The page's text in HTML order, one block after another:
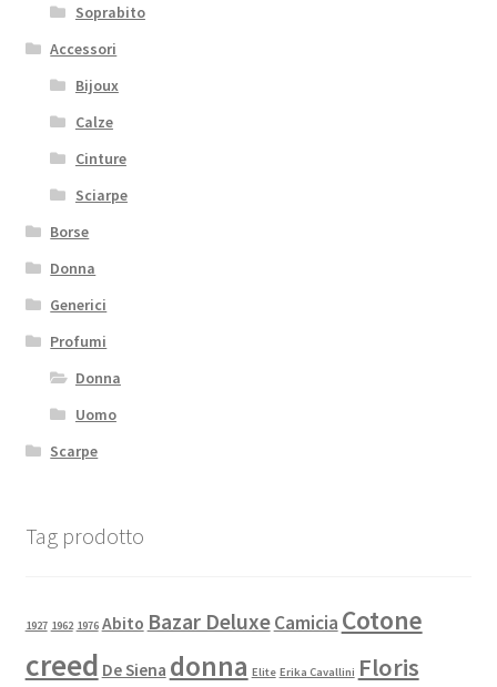
Soprabito
Accessori
Bijoux
Calze
Cinture
Sciarpe
Borse
Donna
Generici
Profumi
Donna
Uomo
Scarpe
Tag prodotto
1927 1962 1976 Abito Bazar DeluxeCamicia Cotone
creed De Siena donna Elite Erika Cavallini Floris